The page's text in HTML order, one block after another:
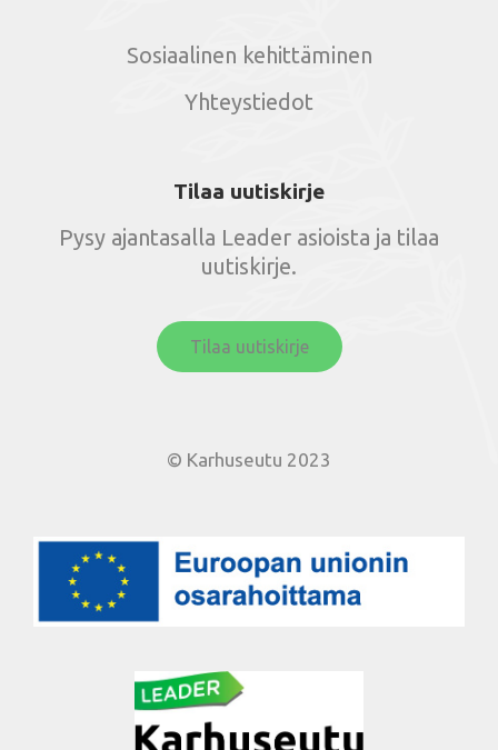
Sosiaalinen kehittäminen
Yhteystiedot
Tilaa uutiskirje
Pysy ajantasalla Leader asioista ja tilaa
uutiskirje.
Tilaa uutiskirje
© Karhuseutu 2023